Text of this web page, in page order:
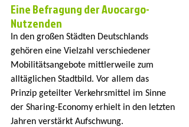
Eine Befragung der Avocargo-
Nutzenden
In den großen Städten Deutschlands
gehören eine Vielzahl verschiedener
Mobilitätsangebote mittlerweile zum
alltäglichen Stadtbild. Vor allem das
Prinzip geteilter Verkehrsmittel im Sinne
der Sharing-Economy erhielt in den letzten
Jahren verstärkt Aufschwung.